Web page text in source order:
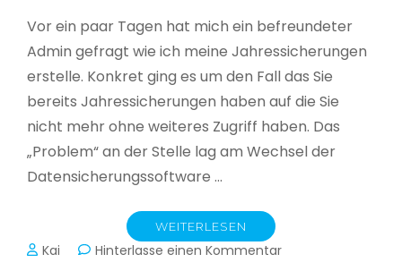
Vor ein paar Tagen hat mich ein befreundeter
Admin gefragt wie ich meine Jahressicherungen
erstelle. Konkret ging es um den Fall das Sie
bereits Jahressicherungen haben auf die Sie
nicht mehr ohne weiteres Zugriff haben. Das
„Problem“ an der Stelle lag am Wechsel der
Datensicherungssoftware …
WEITERLESEN
Kai Hinterlasse einen Kommentarzu